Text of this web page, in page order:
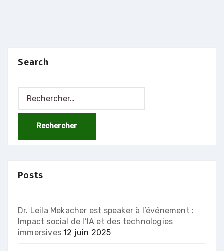
Search
Rechercher :
Posts
Dr. Leila Mekacher est speaker à l’événement :
Impact social de l’IA et des technologies
immersives 12 juin 2025